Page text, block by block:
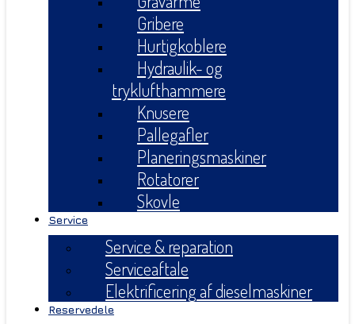
Gribere
Hurtigkoblere
Hydraulik- og
tryklufthammere
Knusere
Pallegafler
Planeringsmaskiner
Rotatorer
Skovle
Service
Service & reparation
Serviceaftale
Elektrificering af dieselmaskiner
Reservedele